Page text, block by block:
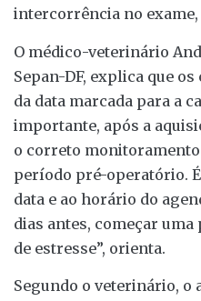
intercorrência no
O médico-veterinário
Sepan-DF, explica que
da data marcada para a
importante, após a
o correto
período pré-operatório.
data e ao horário do
dias antes, começar
de estresse”, orienta.
Segundo o veterinário,